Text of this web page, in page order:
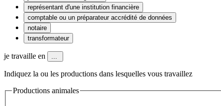
représentant d'une institution financière
comptable ou un préparateur accrédité de données
notaire
transformateur
je travaille en ...
Indiquez la ou les productions dans lesquelles vous travaillez
Productions animales